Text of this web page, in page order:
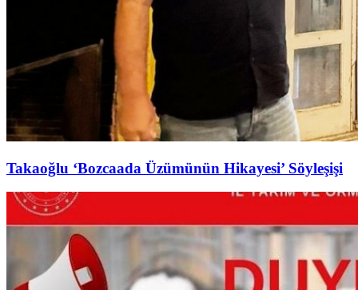
Takaoğlu ‘Bozcaada Üzümünün Hikayesi’ Söyleşişi